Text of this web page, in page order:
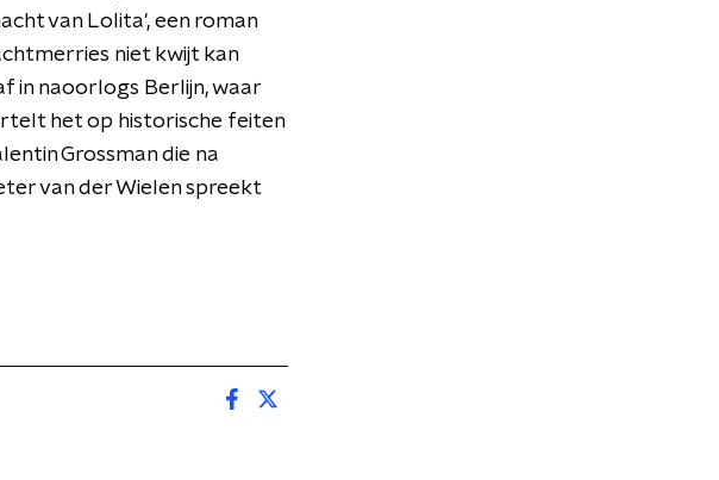
van Lolita', een roman
niet kwijt kan
in naoorlogs Berlijn, waar
het op historische feiten
Grossman die na
van der Wielen spreekt